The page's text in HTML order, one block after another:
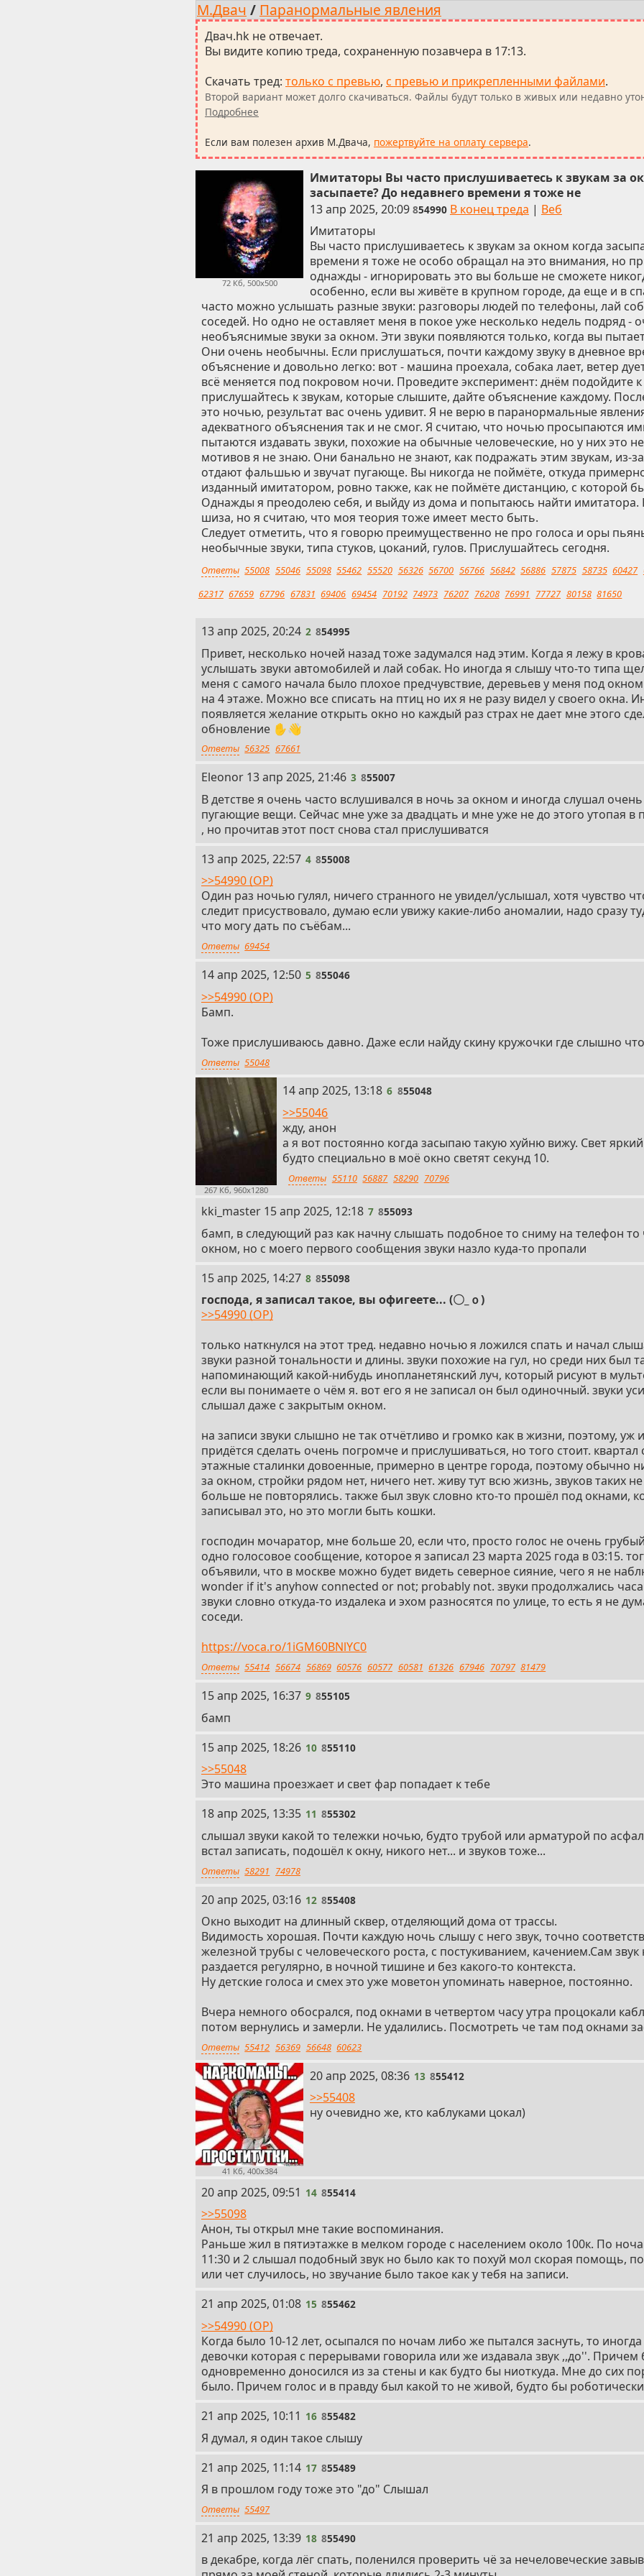
М.Двач / Паранормальные явления
Двач.hk не отвечает.
Вы видите копию треда, сохраненную позавчера в 17:13.
Скачать тред: только с превью, с превью и прикрепленными файлами.
Второй вариант может долго скачиваться. Файлы будут только в живых или недавно
Подробнее
Если вам полезен архив М.Двача, пожертвуйте на оплату сервера.
72 Кб, 500x500
Имитаторы Вы часто прислушиваетесь к звукам за
засыпаете? До недавнего времени я тоже не
13 апр 2025, 20:09 854990 В конец треда | Веб
Имитаторы
Вы часто прислушиваетесь к звукам за окном когда
времени я тоже не особо обращал на это внимания, но
однажды - игнорировать это вы больше не сможете
особенно, если вы живёте в крупном городе, да еще и в
часто можно услышать разные звуки: разговоры людей по телефоны, лай
соседей. Но одно не оставляет меня в покое уже несколько недель подряд -
необъяснимые звуки за окном. Эти звуки появляются только, когда вы
Они очень необычны. Если прислушаться, почти каждому звуку в дневное
объяснение и довольно легко: вот - машина проехала, собака лает, ветер
всё меняется под покровом ночи. Проведите эксперимент: днём подойдите к
прислушайтесь к звукам, которые слышите, дайте объяснение каждому.
это ночью, результат вас очень удивит. Я не верю в паранормальные
адекватного объяснения так и не смог. Я считаю, что ночью просыпаются
пытаются издавать звуки, похожие на обычные человеческие, но у них это
мотивов я не знаю. Они банально не знают, как подражать этим звукам, из-за
отдают фальшью и звучат пугающе. Вы никогда не поймёте, откуда
изданный имитатором, ровно также, как не поймёте дистанцию, с которой
Однажды я преодолею себя, и выйду из дома и попытаюсь найти имитатора.
шиза, но я считаю, что моя теория тоже имеет место быть.
Следует отметить, что я говорю преимущественно не про голоса и оры
необычные звуки, типа стуков, цоканий, гулов. Прислушайтесь сегодня.
Ответы 55008 55046 55098 55462 55520 56326 56700 56766 56842 56886 57875 58735 60427
62317 67659 67796 67831 69406 69454 70192 74973 76207 76208 76991 77727 80158 81650
2
13 апр 2025, 20:24 2 854995
Привет, несколько ночей назад тоже задумался над этим. Когда я лежу в
услышать звуки автомобилей и лай собак. Но иногда я слышу что-то типа
меня с самого начала было плохое предчувствие, деревьев у меня под
на 4 этаже. Можно все списать на птиц но их я не разу видел у своего окна.
появляется желание открыть окно но каждый раз страх не дает мне этого
обновление ✋👋
Ответы 56325 67661
Eleonor 3
13 апр 2025, 21:46 3 855007
В детстве я очень часто вслушивался в ночь за окном и иногда слушал
пугающие вещи. Сейчас мне уже за двадцать и мне уже не до этого утопая в
, но прочитав этот пост снова стал прислушиватся
4
13 апр 2025, 22:57 4 855008
>>54990 (OP)
Один раз ночью гулял, ничего странного не увидел/услышал, хотя чувство
следит присуствовало, думаю если увижу какие-либо аномалии, надо сразу
что могу дать по съёбам...
Ответы 69454
5
14 апр 2025, 12:50 5 855046
>>54990 (OP)
Бамп.
Тоже прислушиваюсь давно. Даже если найду скину кружочки где слышно
Ответы 55048
267 Кб, 960x1280
6
14 апр 2025, 13:18 6 855048
>>55046
жду, анон
а я вот постоянно когда засыпаю такую хуйню вижу. Свет
будто специально в моё окно светят секунд 10.
Ответы 55110 56887 58290 70796
kki_master 7
15 апр 2025, 12:18 7 855093
бамп, в следующий раз как начну слышать подобное то сниму на телефон то
окном, но с моего первого сообщения звуки назло куда-то пропали
8
15 апр 2025, 14:27 8 855098
господа, я записал такое, вы офигеете... (〇_ｏ)
>>54990 (OP)
только наткнулся на этот тред. недавно ночью я ложился спать и начал
звуки разной тональности и длины. звуки похожие на гул, но среди них был
напоминающий какой-нибудь инопланетянский луч, который рисуют в
если вы понимаете о чём я. вот его я не записал он был одиночный. звуки
слышал даже с закрытым окном.
на записи звуки слышно не так отчётливо и громко как в жизни, поэтому, уж
придётся сделать очень погромче и прислушиваться, но того стоит.
этажные сталинки довоенные, примерно в центре города, поэтому обычно
за окном, стройки рядом нет, ничего нет. живу тут всю жизнь, звуков таких
больше не повторялись. также был звук словно кто-то прошёл под окнами,
записывал это, но это могли быть кошки.
господин мочаратор, мне больше 20, если что, просто голос не очень
одно голосовое сообщение, которое я записал 23 марта 2025 года в 03:15.
объявили, что в москве можно будет видеть северное сияние, чего я не
wonder if it's anyhow connected or not; probably not. звуки продолжались часа
звуки словно откуда-то издалека и эхом разносятся по улице, то есть я не
соседи.
https://voca.ro/1iGM60BNlYC0
Ответы 55414 56674 56869 60576 60577 60581 61326 67946 70797 81479
9
15 апр 2025, 16:37 9 855105
бамп
10
15 апр 2025, 18:26 10 855110
>>55048
Это машина проезжает и свет фар попадает к тебе
11
18 апр 2025, 13:35 11 855302
слышал звуки какой то тележки ночью, будто трубой или арматурой по
встал записать, подошёл к окну, никого нет... и звуков тоже...
Ответы 58291 74978
12
20 апр 2025, 03:16 12 855408
Окно выходит на длинный сквер, отделяющий дома от трассы.
Видимость хорошая. Почти каждую ночь слышу с него звук, точно
железной трубы с человеческого роста, с постукиванием, качением.Сам
раздается регулярно, в ночной тишине и без какого-то контекста.
Ну детские голоса и смех это уже моветон упоминать наверное, постоянно.
Вчера немного обосрался, под окнами в четвертом часу утра процокали
потом вернулись и замерли. Не удалились. Посмотреть че там под окнами
Ответы 55412 56369 56648 60623
41 Кб, 400x384
13
20 апр 2025, 08:36 13 855412
>>55408
ну очевидно же, кто каблуками цокал)
14
20 апр 2025, 09:51 14 855414
>>55098
Анон, ты открыл мне такие воспоминания.
Раньше жил в пятиэтажке в мелком городе с населением около 100к. По
11:30 и 2 слышал подобный звук но было как то похуй мол скорая помощь,
или чет случилось, но звучание было такое как у тебя на записи.
15
21 апр 2025, 01:08 15 855462
>>54990 (OP)
Когда было 10-12 лет, осыпался по ночам либо же пытался заснуть, то
девочки которая с перерывами говорила или же издавала звук ,,до''. Причем
одновременно доносился из за стены и как будто бы ниоткуда. Мне до сих
было. Причем голос и в правду был какой то не живой, будто бы
16
21 апр 2025, 10:11 16 855482
Я думал, я один такое слышу
17
21 апр 2025, 11:14 17 855489
Я в прошлом году тоже это "до" Слышал
Ответы 55497
18
21 апр 2025, 13:39 18 855490
в декабре, когда лёг спать, поленился проверить чё за нечеловеческие